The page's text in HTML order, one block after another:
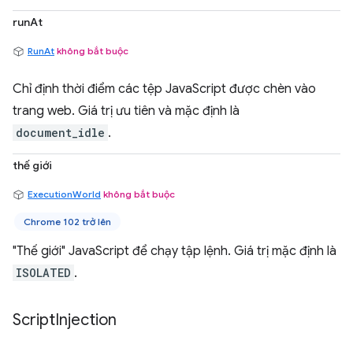
runAt
RunAt không bắt buộc
Chỉ định thời điểm các tệp JavaScript được chèn vào
trang web. Giá trị ưu tiên và mặc định là
document_idle .
thế giới
ExecutionWorld không bắt buộc
Chrome 102 trở lên
"Thế giới" JavaScript để chạy tập lệnh. Giá trị mặc định là
ISOLATED .
ScriptInjection